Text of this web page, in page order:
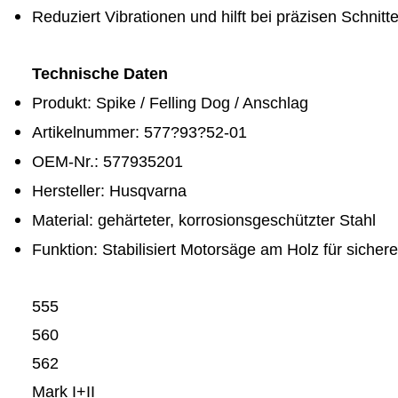
Reduziert Vibrationen und hilft bei präzisen
Technische Daten
Produkt: Spike / Felling Dog / Anschlag
Artikelnummer: 577?93?52-01
OEM-Nr.: 577935201
Hersteller: Husqvarna
Material: gehärteter, korrosionsgeschützter Stahl
Funktion: Stabilisiert Motorsäge am Holz für
555
560
562
Mark I+II